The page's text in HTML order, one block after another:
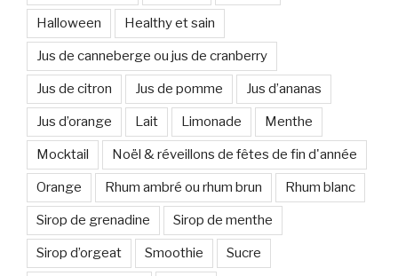
Halloween Healthy et sain
Jus de canneberge ou jus de cranberry
Jus de citron Jus de pomme Jus d’ananas
Jus d’orange Lait Limonade Menthe
Mocktail Noël & réveillons de fêtes de fin d'année
Orange Rhum ambré ou rhum brun Rhum blanc
Sirop de grenadine Sirop de menthe
Sirop d’orgeat Smoothie Sucre